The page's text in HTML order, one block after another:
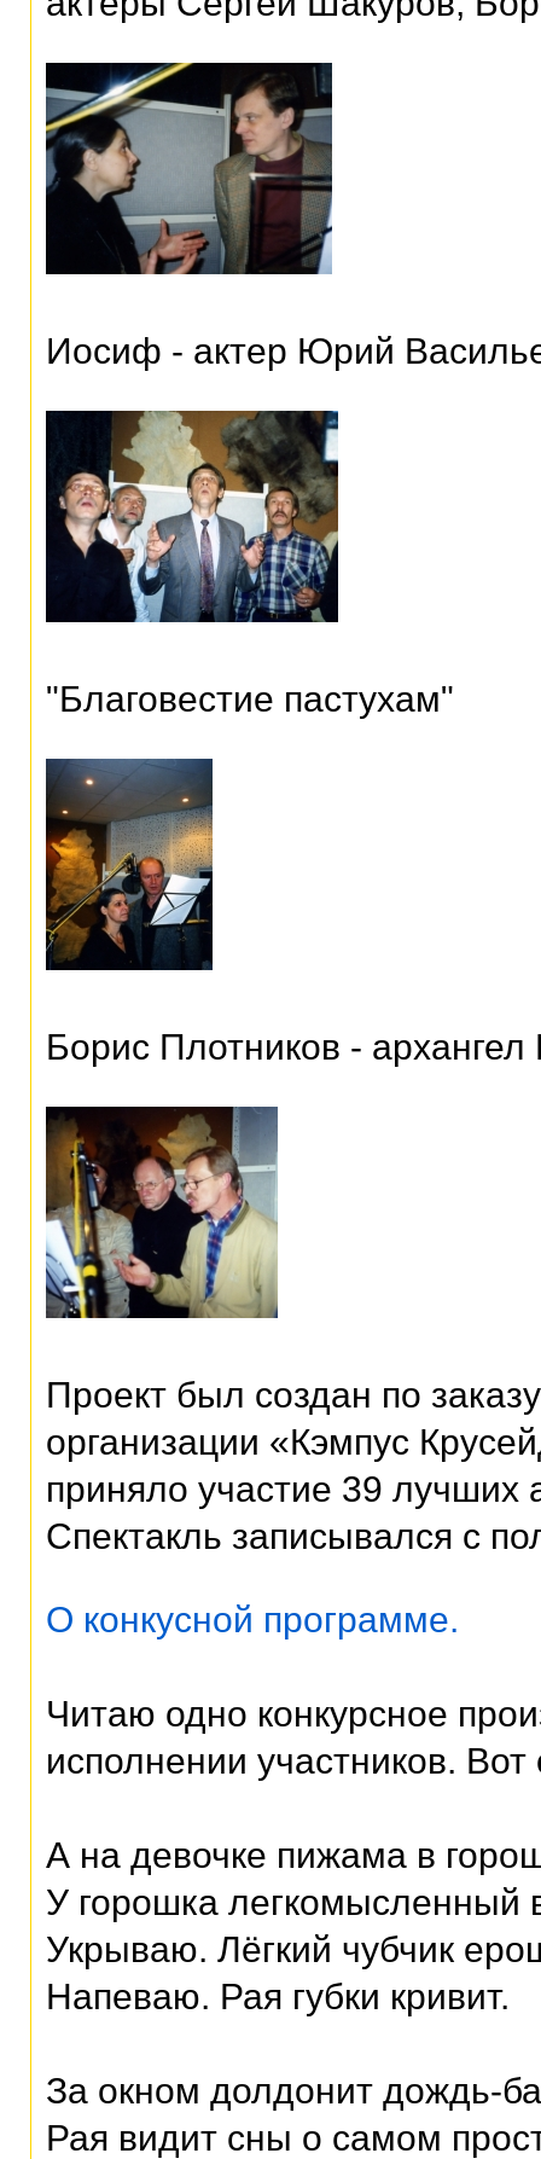
Иосиф - актер Юрий
"Благовестие пастухам"
Борис Плотников - архангел
Проект был создан по
организации «Кэмпус
приняло участие 39 лучших
Спектакль записывался с
О конкусной программе.
Читаю одно конкурсное
исполнении участников. Вот
А на девочке пижама в
У горошка легкомысленный
Укрываю. Лёгкий чубчик
Напеваю. Рая губки кривит.
За окном долдонит дождь-
Рая видит сны о самом